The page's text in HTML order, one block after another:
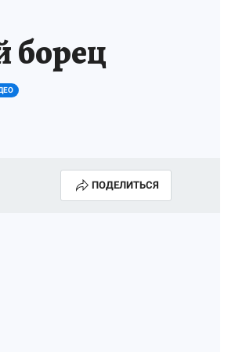
борец
ПОДЕЛИТЬСЯ